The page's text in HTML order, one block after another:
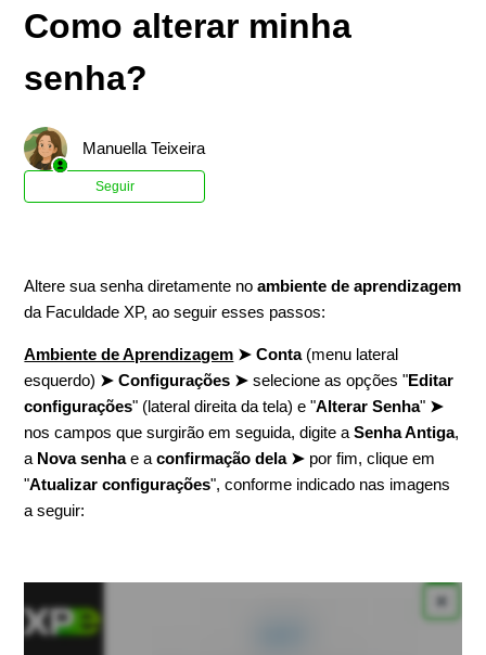
Como alterar minha
senha?
Manuella Teixeira
Seguir
Altere sua senha diretamente noambiente de aprendizagem
da Faculdade XP, ao seguir esses passos:
Ambiente de Aprendizagem ➤ Conta(menu lateral
esquerdo) ➤ Configurações ➤ selecione as opções "Editar
configurações" (lateral direita da tela) e "Alterar Senha" ➤
nos campos que surgirão em seguida, digite aSenha Antiga,
aNova senhae aconfirmação dela ➤ por fim, clique em
"Atualizar configurações", conforme indicado nas imagens
a seguir: